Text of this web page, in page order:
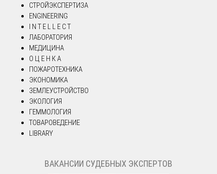
СТРОЙЭКСПЕРТИЗА
ENGINEERING
I N T E L L E C T
ЛАБОРАТОРИЯ
МЕДИЦИНА
О Ц Е Н К А
ПОЖАРОТЕХНИКА
ЭКОНОМИКА
ЗЕМЛЕУСТРОЙСТВО
ЭКОЛОГИЯ
ГЕММОЛОГИЯ
ТОВАРОВЕДЕНИЕ
LIBRARY
ВАКАНСИИ СУДЕБНЫХ ЭКСПЕРТОВ